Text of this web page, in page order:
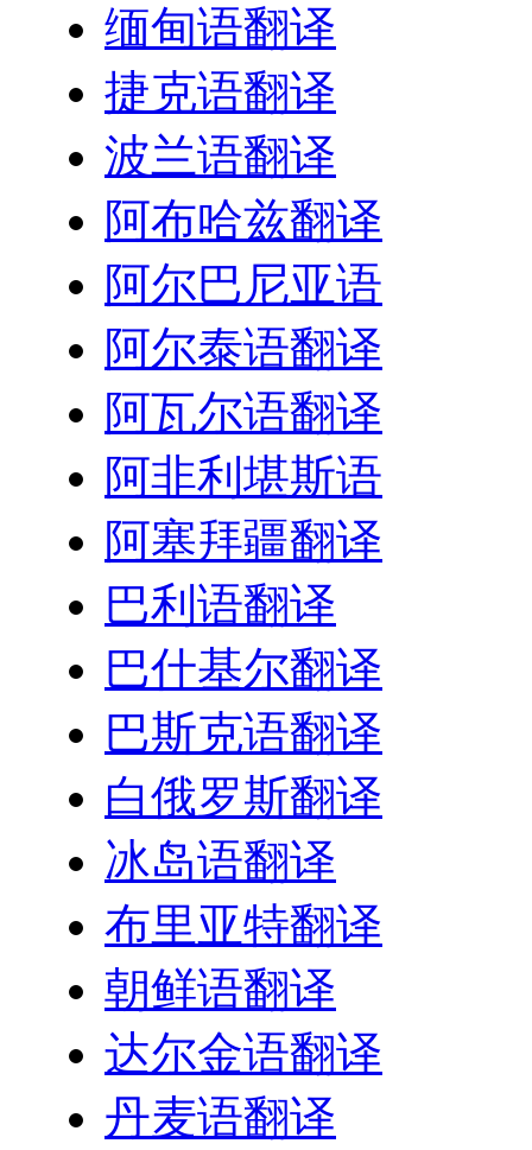
缅甸语翻译
捷克语翻译
波兰语翻译
阿布哈兹翻译
阿尔巴尼亚语
阿尔泰语翻译
阿瓦尔语翻译
阿非利堪斯语
阿塞拜疆翻译
巴利语翻译
巴什基尔翻译
巴斯克语翻译
白俄罗斯翻译
冰岛语翻译
布里亚特翻译
朝鲜语翻译
达尔金语翻译
丹麦语翻译